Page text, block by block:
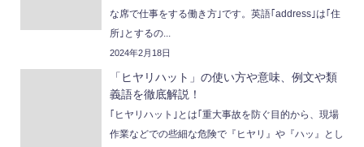
な席で仕事をする働き方｣です。英語｢address｣は｢住
所｣とするの...
2024年2月18日
「ヒヤリハット」の使い方や意味、例文や類
義語を徹底解説！
｢ヒヤリハット｣とは｢重大事故を防ぐ目的から、現場
作業などでの些細な危険で『ヒヤリ』や『ハッ』とし